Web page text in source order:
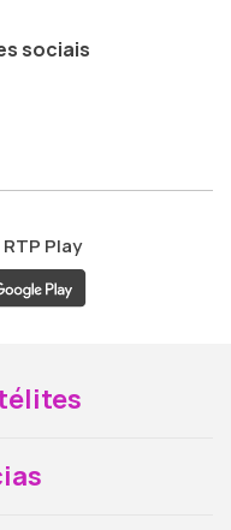
sociais
ao
RTP Play